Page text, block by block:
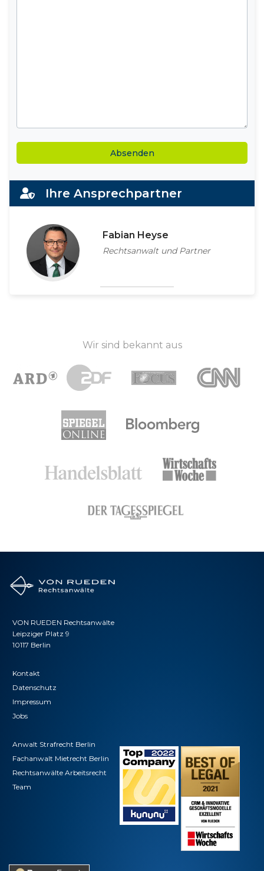
Alternative:
Ihre Ansprechpartner
Fabian Heyse
Rechtsanwalt und Partner
Wir sind bekannt aus
VON RUEDEN Rechtsanwälte
Leipziger Platz 9
10117 Berlin
Kontakt
Datenschutz
Impressum
Jobs
Anwalt Strafrecht Berlin
Fachanwalt Mietrecht Berlin
Rechtsanwälte Arbeitsrecht
Team